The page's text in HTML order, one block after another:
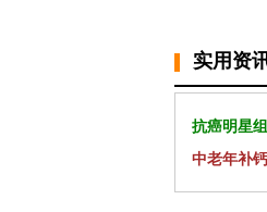
实用资
抗癌明星
中老年补